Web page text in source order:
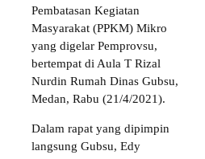
Pembatasan Kegiatan
Masyarakat (PPKM) Mikro
yang digelar Pemprovsu,
bertempat di Aula T Rizal
Nurdin Rumah Dinas Gubsu,
Medan, Rabu (21/4/2021).
Dalam rapat yang dipimpin
langsung Gubsu, Edy